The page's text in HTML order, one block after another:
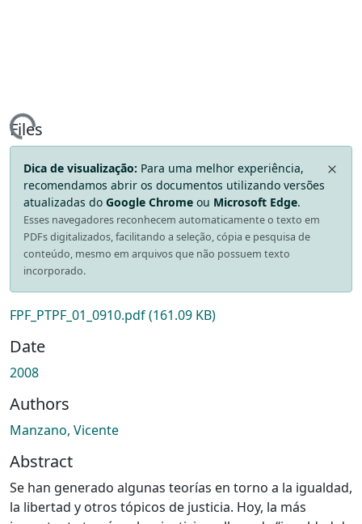
Files
Dica de visualização: Para uma melhor experiência,
recomendamos abrir os documentos utilizando versões
atualizadas do Google Chrome ou Microsoft Edge.
Esses navegadores reconhecem automaticamente o texto em
PDFs digitalizados, facilitando a seleção, cópia e pesquisa de
conteúdo, mesmo em arquivos que não possuem texto
incorporado.
FPF_PTPF_01_0910.pdf(161.09 KB)
Date
2008
Authors
Manzano, Vicente
Abstract
Se han generado algunas teorías en torno a la igualdad,
la libertad y otros tópicos de justicia. Hoy, la más